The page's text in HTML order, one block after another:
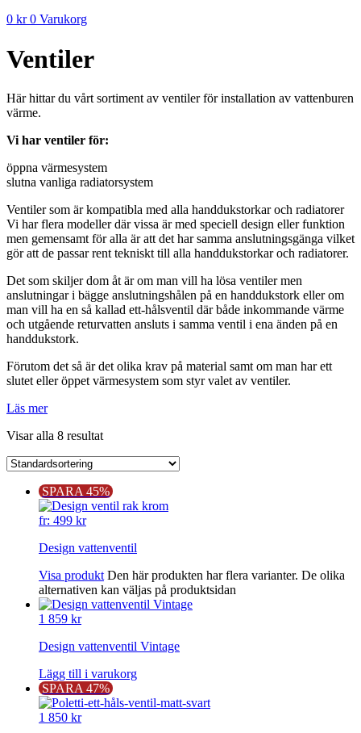
0 kr 0 Varukorg
Ventiler
Här hittar du vårt sortiment av ventiler för installation av vattenburen
värme.
Vi har ventiler för:
öppna värmesystem
slutna vanliga radiatorsystem
Ventiler som är kompatibla med alla handdukstorkar och radiatorer
Vi har flera modeller där vissa är med speciell design eller funktion
men gemensamt för alla är att det har samma anslutningsgänga vilket
gör att de passar rent tekniskt till alla handdukstorkar och radiatorer.
Det som skiljer dom åt är om man vill ha lösa ventiler men
anslutningar i bägge anslutningshålen på en handdukstork eller om
man vill ha en så kallad ett-hålsventil där både inkommande värme
och utgående returvatten ansluts i samma ventil i ena änden på en
handdukstork.
Förutom det så är det olika krav på material samt om man har ett
slutet eller öppet värmesystem som styr valet av ventiler.
Läs mer
Visar alla 8 resultat
SPARA 45%
fr: 499 kr
Design vattenventil
Visa produkt Den här produkten har flera varianter. De olika
alternativen kan väljas på produktsidan
1 859 kr
Design vattenventil Vintage
Lägg till i varukorg
SPARA 47%
1 850 kr